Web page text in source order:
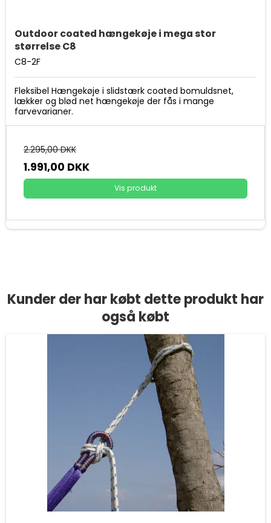
Outdoor coated hængekøje i mega stor
størrelse C8
C8-2F
Fleksibel Hængekøje i slidstærk coated bomuldsnet,
lækker og blød net hængekøje der fås i mange
farvevarianer.
2.295,00 DKK
1.991,00 DKK
Vis produkt
Kunder der har købt dette produkt har
også købt